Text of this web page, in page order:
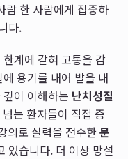
람 한 사람에게 집중하
다.
계에 갇혀 고통을 감
용기를 내어 발을 내
이 이해하는 난치성질
는 환자들이 직접 증
의로 실력을 전수한문
있습니다. 더 이상 망설